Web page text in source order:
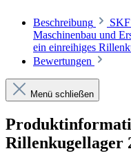
Beschreibung
Maschinenbau und
ein einreihiges
Bewertungen
Menü schließen
Rillenkugellager